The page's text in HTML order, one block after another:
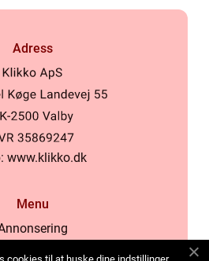
Adress
www.klikko.dk
Menu